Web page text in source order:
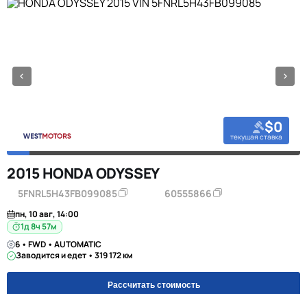
$0
текущая ставка
2015 HONDA ODYSSEY
5FNRL5H43FB099085 60555866
пн, 10 авг, 14:00
1д 8ч 57м
6 • FWD • AUTOMATIC
Заводится и едет • 319 172 км
Рассчитать стоимость